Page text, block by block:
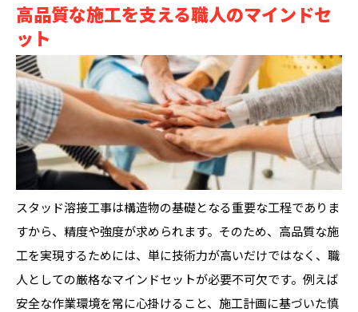
高品質な施工を支える職人のマインドセ
ット
スタッド溶接工事は構造物の基礎となる重要な工程でありま
すから、精度や強度が求められます。そのため、高品質な施
工を実現するためには、単に技術力が高いだけではなく、職
人としての厳格なマインドセットが必要不可欠です。例えば
安全な作業環境を常に心掛けること、施工計画に基づいた慎